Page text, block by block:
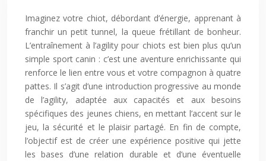
Imaginez votre chiot, débordant d’énergie, apprenant à
franchir un petit tunnel, la queue frétillant de bonheur.
L’entraînement à l’agility pour chiots est bien plus qu’un
simple sport canin : c’est une aventure enrichissante qui
renforce le lien entre vous et votre compagnon à quatre
pattes. Il s’agit d’une introduction progressive au monde
de l’agility, adaptée aux capacités et aux besoins
spécifiques des jeunes chiens, en mettant l’accent sur le
jeu, la sécurité et le plaisir partagé. En fin de compte,
l’objectif est de créer une expérience positive qui jette
les bases d’une relation durable et d’une éventuelle